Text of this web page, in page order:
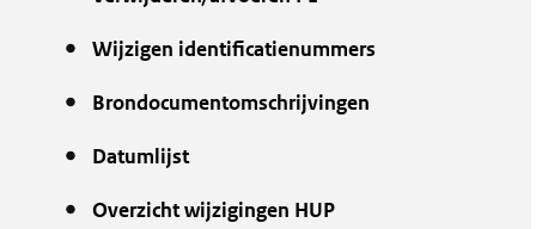
Wijzigen identificatienummers
Brondocumentomschrijvingen
Datumlijst
Overzicht wijzigingen HUP